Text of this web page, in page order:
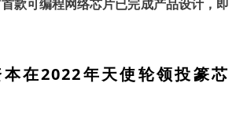
款可编程网络芯片已完成产品设计，即
在2022年天使轮领投篆芯